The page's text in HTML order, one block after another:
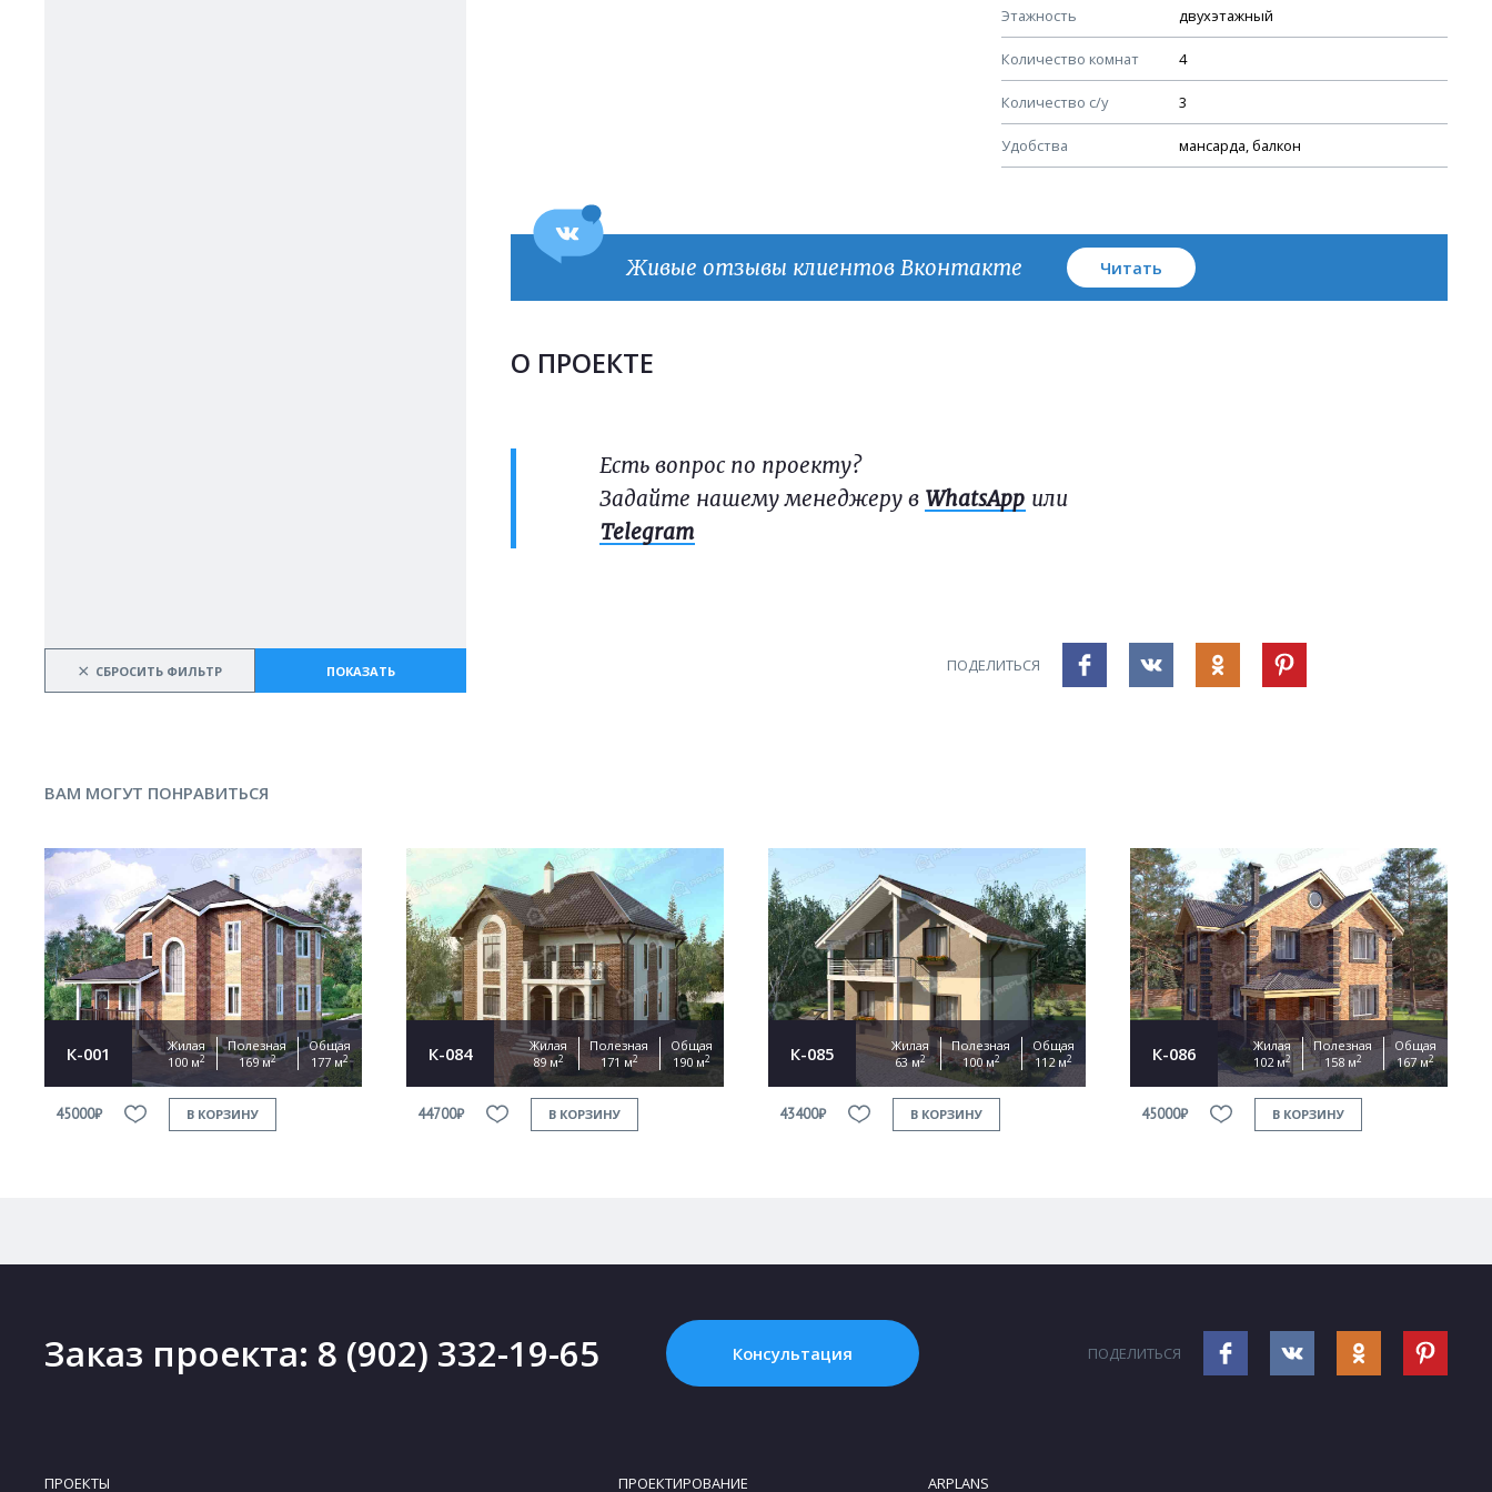
× СБРОСИТЬ ФИЛЬТР ПОКАЗАТЬ
Этажность двухэтажный
Количество комнат 4
Количество с/у 3
Удобства мансарда, балкон
Узлы устройства кровли
План кровли
Живые отзывы клиентов Вконтакте Читать
О ПРОЕКТЕ
Есть вопрос по проекту?
Задайте нашему менеджеру в WhatsApp или
Telegram
ПОДЕЛИТЬСЯ
ВАМ МОГУТ ПОНРАВИТЬСЯ
К-001
Жилая
100 м2
Полезная
169 м2
Общая
177 м2
45000₽ В КОРЗИНУ
К-084
Жилая
89 м2
Полезная
171 м2
Общая
190 м2
44700₽ В КОРЗИНУ
К-085
Жилая
63 м2
Полезная
100 м2
Общая
112 м2
43400₽ В КОРЗИНУ
К-086
Жилая
102 м2
Полезная
158 м2
Общая
167 м2
45000₽ В КОРЗИНУ
Заказ проекта: 8 (902) 332-19-65 Консультация ПОДЕЛИТЬСЯ
ПРОЕКТЫ ПРОЕКТИРОВАНИЕ ARPLANS
ОТПРАВИТЬ